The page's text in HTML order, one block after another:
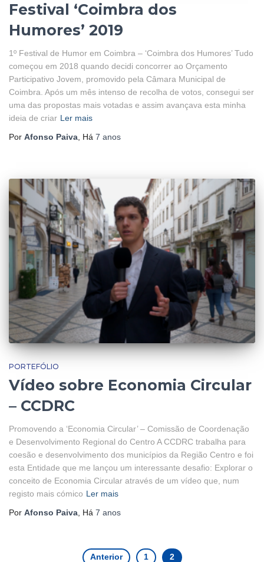
Festival ‘Coimbra dos
Humores’ 2019
1º Festival de Humor em Coimbra – ‘Coimbra dos Humores’ Tudo
começou em 2018 quando decidi concorrer ao Orçamento
Participativo Jovem, promovido pela Câmara Municipal de
Coimbra. Após um mês intenso de recolha de votos, consegui ser
uma das propostas mais votadas e assim avançava esta minha
ideia de criar Ler mais
Por Afonso Paiva, Há 7 anos
PORTEFÓLIO
Vídeo sobre Economia Circular
– CCDRC
Promovendo a ‘Economia Circular’ – Comissão de Coordenação
e Desenvolvimento Regional do Centro A CCDRC trabalha para
coesão e desenvolvimento dos municípios da Região Centro e foi
esta Entidade que me lançou um interessante desafio: Explorar o
conceito de Economia Circular através de um vídeo que, num
registo mais cómico Ler mais
Por Afonso Paiva , Há 7 anos
Anterior 1 2